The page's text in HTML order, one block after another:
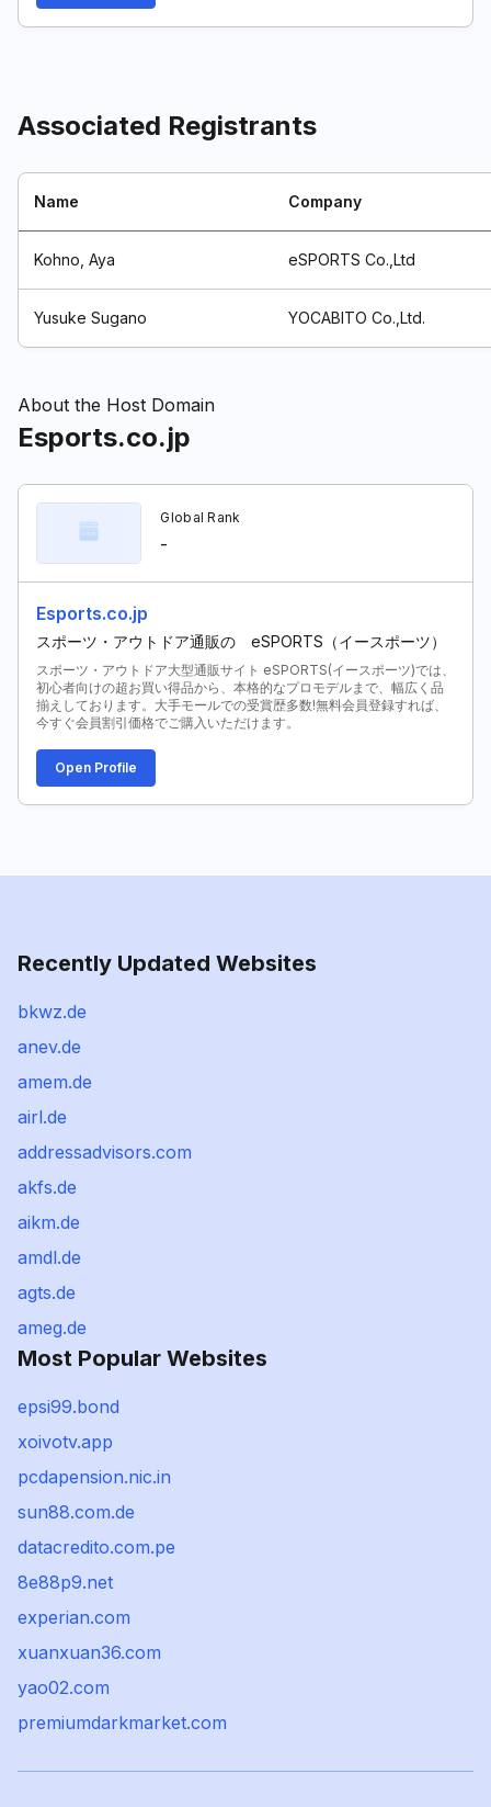
Associated Registrants
Name Company
Kohno, Aya eSPORTS Co.,Ltd
Yusuke Sugano YOCABITO Co.,Ltd.
About the Host Domain
Esports.co.jp
Esports.co.jp
スポーツ・アウトドア通販の eSPORTS（イースポーツ）
スポーツ・アウトドア大型通販サイト eSPORTS(イースポーツ)では、
初心者向けの超お買い得品から、本格的なプロモデルまで、幅広く品
揃えしております。大手モールでの受賞歴多数!無料会員登録すれば、
今すぐ会員割引価格でご購入いただけます。
Global Rank
-
Open Profile
Recently Updated Websites
bkwz.de
anev.de
amem.de
airl.de
addressadvisors.com
akfs.de
aikm.de
amdl.de
agts.de
ameg.de
Most Popular Websites
epsi99.bond
xoivotv.app
pcdapension.nic.in
sun88.com.de
datacredito.com.pe
8e88p9.net
experian.com
xuanxuan36.com
yao02.com
premiumdarkmarket.com